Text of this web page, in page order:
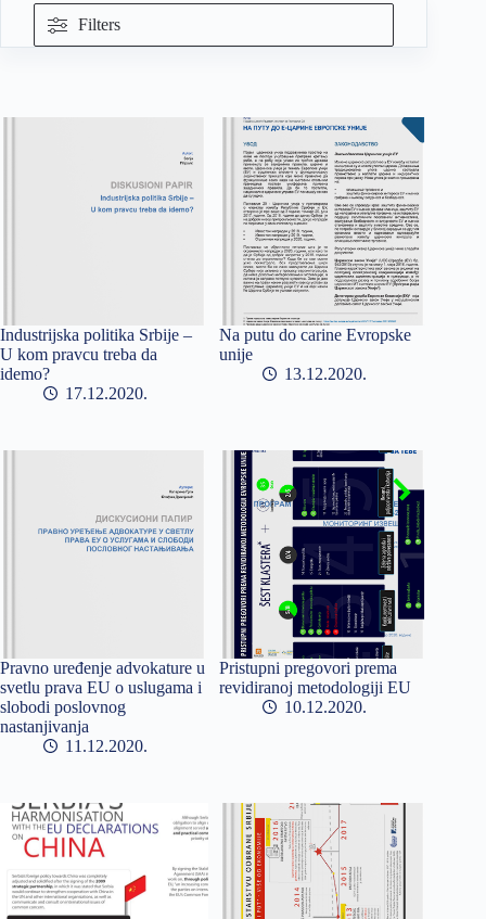
Industrijska politika Srbije –
U kom pravcu treba da
idemo?
17.12.2020
Na putu do carine Evropske
unije
13.12.2020
Pravno uređenje advokature u
svetlu prava EU o uslugama i
slobodi poslovnog
nastanjivanja
11.12.2020
Pristupni pregovori prema
revidiranoj metodologiji EU
10.12.2020
Filters